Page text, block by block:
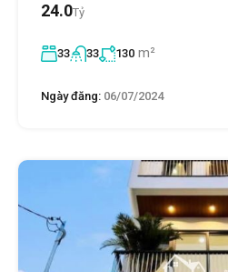
24.0Tỷ
33 33 130 m²
Ngày đăng: 06/07/2024